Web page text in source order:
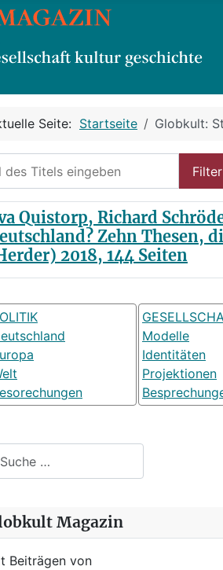
Seite: Startseite Globkult:
Filter
Quistorp, Richard
Zehn Thesen,
2018, 144 Seiten
Modelle
Identitäten
Projektionen
Magazin
Beiträgen von